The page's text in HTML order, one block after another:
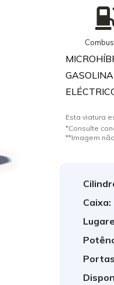
Esta viatura
*Consulte
**Imagem
Caixa: